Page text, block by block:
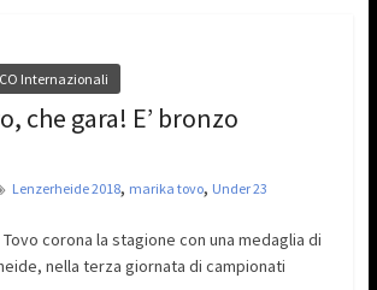
Internazionali
che gara! E’ bronzo
Lenzerheide 2018, marika tovo, Under 23
corona la stagione con una medaglia di
nella terza giornata di campionati